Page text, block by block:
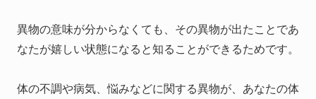
異物の意味が分からなくても、その異物が出たことであ
なたが嬉しい状態になると知ることができるためです。
体の不調や病気、悩みなどに関する異物が、あなたの体